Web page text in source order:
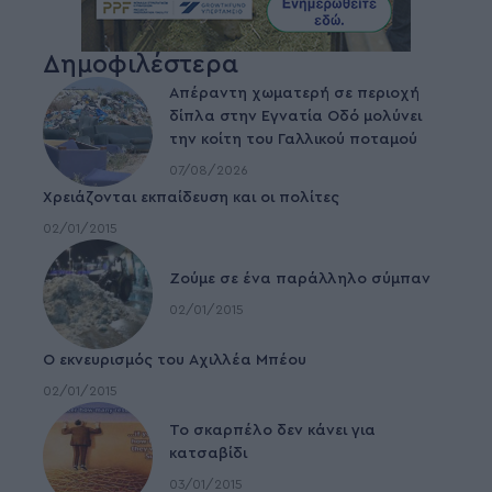
Δημοφιλέστερα
Απέραντη χωματερή σε περιοχή
δίπλα στην Εγνατία Οδό μολύνει
την κοίτη του Γαλλικού ποταμού
07/08/2026
Χρειάζονται εκπαίδευση και οι πολίτες
02/01/2015
Ζούμε σε ένα παράλληλο σύμπαν
02/01/2015
Ο εκνευρισμός του Αχιλλέα Μπέου
02/01/2015
To σκαρπέλο δεν κάνει για
κατσαβίδι
03/01/2015